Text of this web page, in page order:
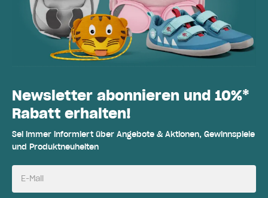
Newsletter abonnieren und 10%*
Rabatt erhalten!
Sei immer informiert über Angebote & Aktionen, Gewinnspiele
und Produktneuheiten
E-Mail